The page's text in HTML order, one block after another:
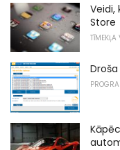
Veidi,
Store
TĪMEKĻA